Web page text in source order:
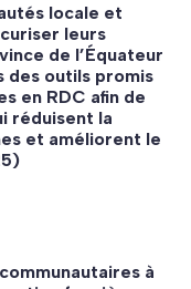
locale et
leurs
de l’Équateur
des outils promis
en RDC afin de
réduisent la
et améliorent le
à